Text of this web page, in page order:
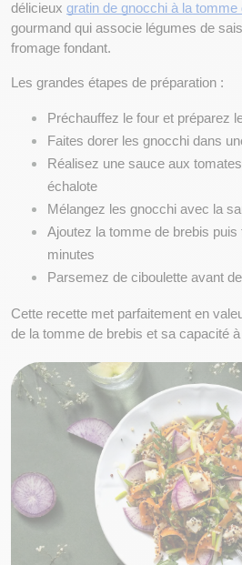
délicieux gratin de gnocchi à la tomme
gourmand qui associe légumes de
fromage fondant.
Les grandes étapes de préparation :
Préchauffez le four et préparez
Faites dorer les gnocchi dans
Réalisez une sauce aux
échalote
Mélangez les gnocchi avec la
Ajoutez la tomme de brebis puis
minutes
Parsemez de ciboulette avant
Cette recette met parfaitement en
de la tomme de brebis et sa capacité